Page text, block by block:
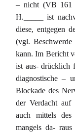
– nicht (VB 161
H._____ ist
diese, entgegen
(vgl.
kann. Im Bericht
ist aus- drücklich
diagnostische –
Blockade des
der Verdacht
auch mittels des
mangels da-